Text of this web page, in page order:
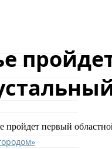
пройдет первый